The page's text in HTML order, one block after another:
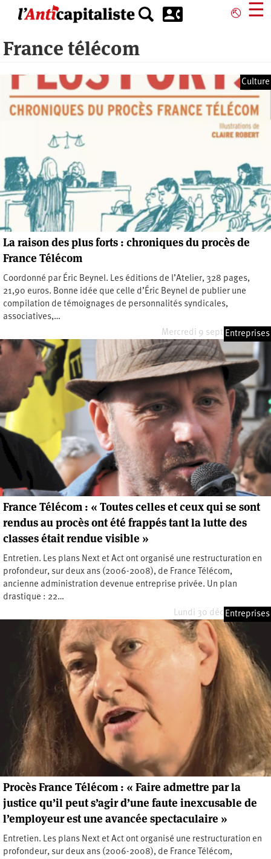
principal
⎋ ☰
France télécom
Culture
La raison des plus forts : chroniques du procès de
France Télécom
Coordonné par Éric Beynel. Les éditions de l’Atelier, 328 pages,
21,90 euros. Bonne idée que celle d’Éric Beynel de publier une
compilation de témoignages de personnalités syndicales,
associatives,…
Mercredi 9 septembre 2020
Entreprises
France Télécom : « Toutes celles et ceux qui se sont
rendus au procès ont été frappés tant la lutte des
classes était rendue visible »
Entretien. Les plans Next et Act ont organisé une restructuration en
profondeur, sur deux ans (2006-2008), de France Télécom,
ancienne administration devenue entreprise privée. Un plan
drastique : 22…
Lundi 30 décembre 2019
Entreprises
Procès France Télécom : « Faire admettre par la
justice qu’il peut s’agir d’une faute inexcusable de
l’employeur est une avancée spectaculaire »
Entretien. Les plans Next et Act ont organisé une restructuration en
profondeur, sur deux ans (2006-2008), de France Télécom,